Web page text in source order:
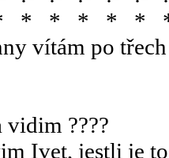
vítám po
vidim ????
Ivet, jestli je